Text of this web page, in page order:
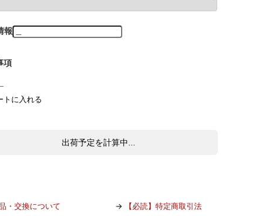
報
項
出荷予定を計算中...
・交換について → 【必読】特定商取引法